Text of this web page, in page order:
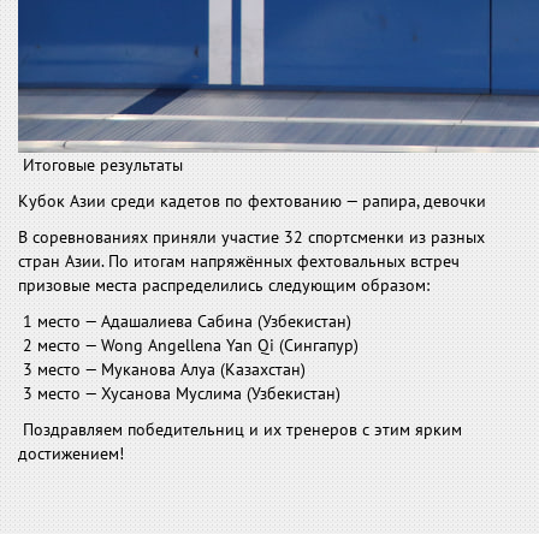
Итоговые результаты
Кубок Азии среди кадетов по фехтованию — рапира, девочки
В соревнованиях приняли участие 32 спортсменки из разных
стран Азии. По итогам напряжённых фехтовальных встреч
призовые места распределились следующим образом:
1 место — Адашалиева Сабина (Узбекистан)
2 место — Wong Angellena Yan Qi (Сингапур)
3 место — Муканова Алуа (Казахстан)
3 место — Хусанова Муслима (Узбекистан)
Поздравляем победительниц и их тренеров с этим ярким
достижением!